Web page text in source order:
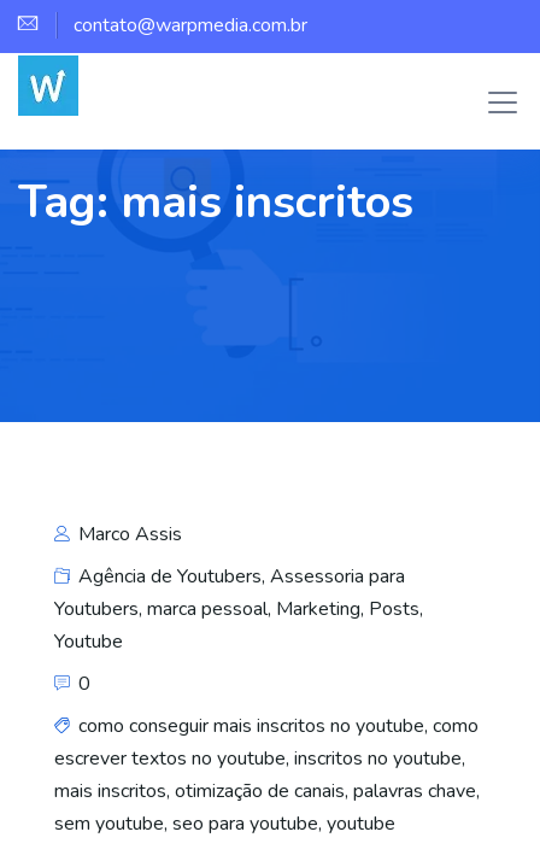
contato@warpmedia.com.br
Tag:mais inscritos
Marco Assis
Agência de Youtubers, Assessoria para
Youtubers, marca pessoal, Marketing, Posts,
Youtube
0
como conseguir mais inscritos no youtube, como
escrever textos no youtube, inscritos no youtube,
mais inscritos, otimização de canais, palavras chave,
sem youtube, seo para youtube, youtube